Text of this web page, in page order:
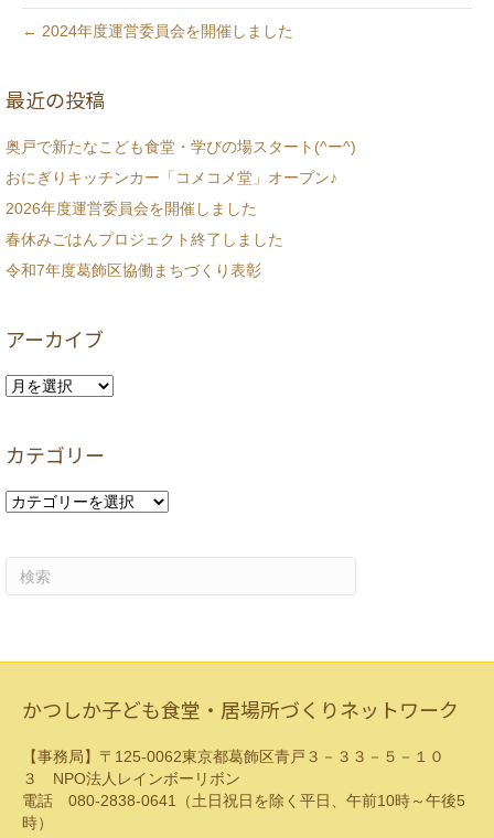
← 2024年度運営委員会を開催しました
最近の投稿
奥戸で新たなこども食堂・学びの場スタート(^ー^)
おにぎりキッチンカー「コメコメ堂」オープン♪
2026年度運営委員会を開催しました
春休みごはんプロジェクト終了しました
令和7年度葛飾区協働まちづくり表彰
アーカイブ
ア
イ
カテゴリー
カ
かつしか子ども食堂・居場所づくりネットワーク
【事務局】〒125-0062東京都葛飾区青戸３－３３－５－１０
３ NPO法人レインボーリボン
電話 080-2838-0641（土日祝日を除く平日、午前10時～午後5
時）